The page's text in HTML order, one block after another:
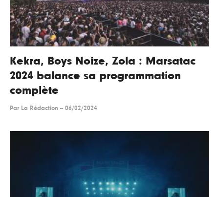
Kekra, Boys Noize, Zola : Marsatac
2024 balance sa programmation
complète
Par La Rédaction -- 06/02/2024